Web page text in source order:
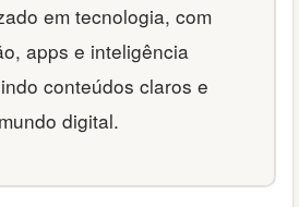
em tecnologia, com
apps e inteligência
conteúdos claros e
digital.